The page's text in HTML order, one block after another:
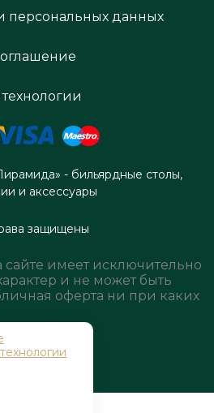
персональных данных
- бильярдные столы,
и аксессуары
защищены
имеет исключительно
и не может быть
оферта ни при каких